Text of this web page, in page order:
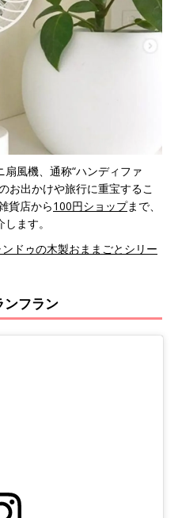
風機、通称“ハンディファ
お出かけや旅行に重宝するこ
貨店から100円ショップまで、
ます。
ドゥの木製おままごとシリー
ンフラン